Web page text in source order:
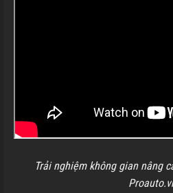
Trải nghiệm không gian nâng